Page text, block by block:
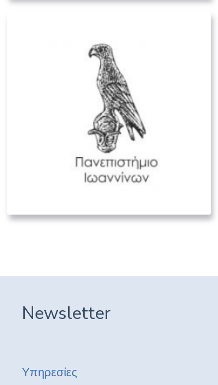
Πανεπιστήμιο Ιωαννίνων
Newsletter
Υπηρεσίες